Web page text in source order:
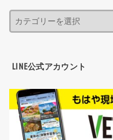
LINE公式アカウント